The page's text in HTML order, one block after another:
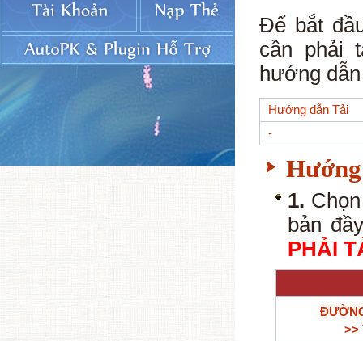
Để bắt
cần phải
hướng
Hướng dẫn Tải
-
1.
bản
PHẢI
>>